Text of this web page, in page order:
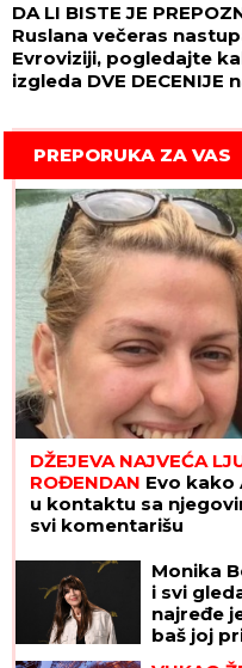
DA LI BISTE JE
Ruslana večeras
Evroviziji, pogledajte
izgleda DVE DECENIJE
Joksimovićem! (VIDEO)
PREPORUKA ZA VAS
DŽEJEVA NAJVEĆA
ROĐENDAN Evo kako
u kontaktu sa
svi komentarišu
Monika
i svi
najređe
baš joj
izdužuje